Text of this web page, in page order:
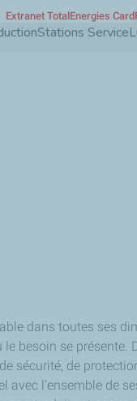
Aller
Stations Service
Extranet TotalEnergies Card
dans toutes ses
besoin se
sécurité, de
l’ensemble de